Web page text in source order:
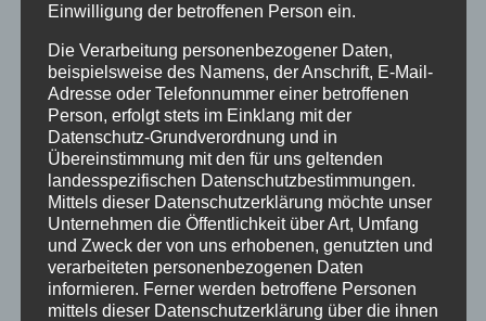
hoffen auf Ihr Verständnis. Buchungen für
unsere neuen...
Sommer Urlaub in Oberstdorf
vonHausPartale|Apr. 21, 2017|Allgäu
Oberstdorf
Wir zeigen Ihnen Ihren nächsten Sommer-
Urlaub bei uns in Oberstdorf aus einem ganz
neuem Blickwinkel… Na, haben Sie nun Lust auf
Urlaub in Oberstdorf bekommen? Gerne
Einwilligung der betroffenen Person ein.
Die Verarbeitung personenbezogener Daten,
beispielsweise des Namens, der Anschrift, E-Mail-
Adresse oder Telefonnummer einer betroffenen
Person, erfolgt stets im Einklang mit der
Datenschutz-Grundverordnung und in
Übereinstimmung mit den für uns geltenden
landesspezifischen Datenschutzbestimmungen.
Mittels dieser Datenschutzerklärung möchte unser
Unternehmen die Öffentlichkeit über Art, Umfang
und Zweck der von uns erhobenen, genutzten und
verarbeiteten personenbezogenen Daten
informieren. Ferner werden betroffene Personen
mittels dieser Datenschutzerklärung über die ihnen